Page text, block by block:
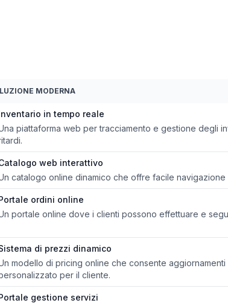
MODERNA
in tempo reale
piattaforma web per tracciamento e gestione degli
web interattivo
catalogo online dinamico che offre facile
ordini online
portale online dove i clienti possono effettuare e
di prezzi dinamico
modello di pricing online che consente
per il cliente.
gestione servizi